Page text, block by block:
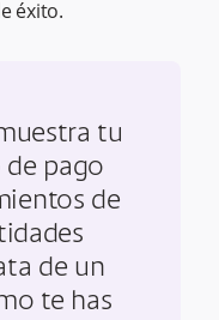
éxito.
tu
pago
de
de un
te has